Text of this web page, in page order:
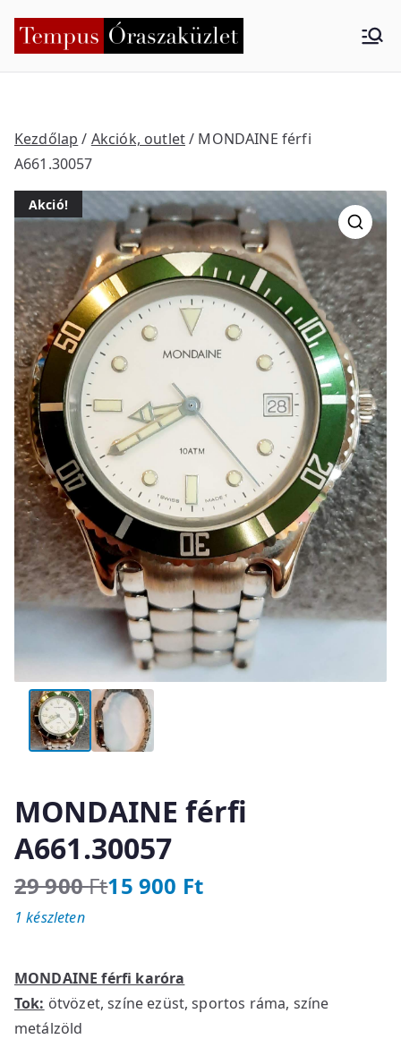
Tempus
küzlet
Kezdőlap / Akciók, outlet/ MONDAINE férfi
A661.30057
Akció!
MONDAINE férfi
A661.30057
29 900Ft
O
r
i
n
a
15 900 Ft
C
u
e
n
t
MONDAINE férfi karóra
Tok: ötvözet, színe ezüst, sportos ráma, színe
metálzöld
1 készleten